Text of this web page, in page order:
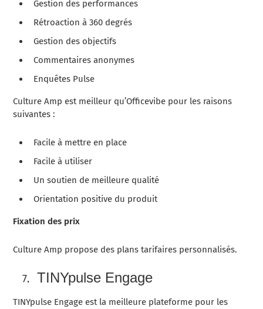
Gestion des performances
Rétroaction à 360 degrés
Gestion des objectifs
Commentaires anonymes
Enquêtes Pulse
Culture Amp est meilleur qu’Officevibe pour les raisons
suivantes :
Facile à mettre en place
Facile à utiliser
Un soutien de meilleure qualité
Orientation positive du produit
Fixation des prix
Culture Amp propose des plans tarifaires personnalisés.
TINYpulse Engage
TINYpulse Engage est la meilleure plateforme pour les